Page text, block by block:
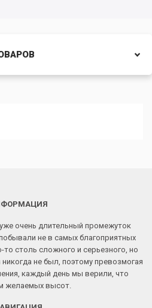
очень длительный промежуток
не в самых благоприятных
то столь сложного и серьезного, но
не был, поэтому превозмогая
каждый день мы верили, что
желаемых высот.